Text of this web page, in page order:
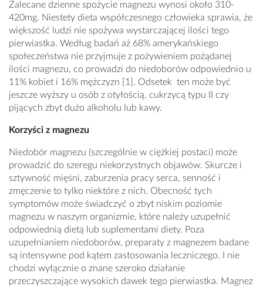
Zalecane dzienne spożycie magnezu wynosi około 310-
420mg. Niestety dieta współczesnego człowieka sprawia, że
większość ludzi nie spożywa wystarczającej ilości tego
pierwiastka. Według badań aż 68% amerykańskiego
społeczeństwa nie przyjmuje z pożywieniem pożądanej
ilości magnezu, co prowadzi do niedoborów odpowiednio u
11% kobiet i 16% mężczyzn [1]. Odsetek ten może być
jeszcze wyższy u osób z otyłością, cukrzycą typu II czy
pijących zbyt dużo alkoholu lub kawy.
Korzyści z magnezu
Niedobór magnezu (szczególnie w ciężkiej postaci) może
prowadzić do szeregu niekorzystnych objawów. Skurcze i
sztywność mięśni, zaburzenia pracy serca, senność i
zmęczenie to tylko niektóre z nich. Obecność tych
symptomów może świadczyć o zbyt niskim poziomie
magnezu w naszym organizmie, które należy uzupełnić
odpowiednią dietą lub suplementami diety. Poza
uzupełnianiem niedoborów, preparaty z magnezem badane
są intensywne pod kątem zastosowania leczniczego. I nie
chodzi wyłącznie o znane szeroko działanie
przeczyszczające wysokich dawek tego pierwiastka. Magnez